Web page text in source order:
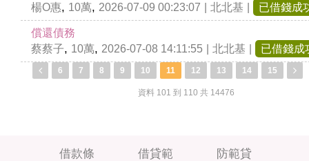
楊O惠, 10萬, 2026-07-09 00:23:07 北北基 已借錢成
償還債務
蔡蔡子, 10萬, 2026-07-08 14:11:55 北北基 已借錢成
6 7 8 9 10 11 12 13 14 15
資料 101 到 110 共 14476
借款條
借貸範
防範貸